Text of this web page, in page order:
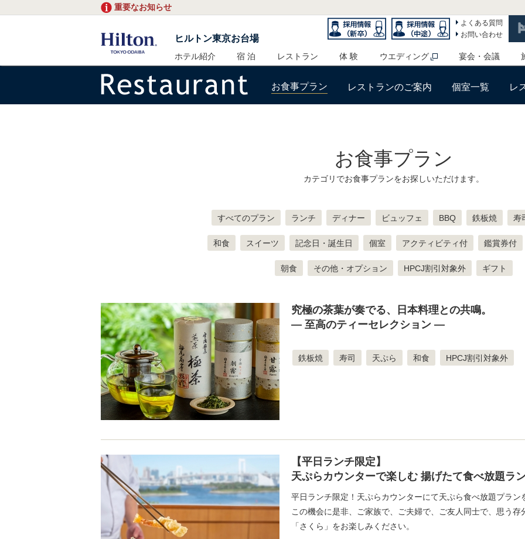
重要なお知らせ
ヒルトン東京お台場
よくある質問
お問い合わせ
ホテル紹介 宿 泊 レストラン 体 験 ウエディング 宴会・会議
お食事プラン レストランのご案内 個室一覧 レ
お食事プラン
カテゴリでお食事プランをお探しいただけます。
すべてのプラン ランチ ディナー ビュッフェ BBQ 鉄板焼 寿
和食 スイーツ 記念日・誕生日 個室 アクティビティ付 鑑賞券付
朝食 その他・オプション HPCJ割引対象外 ギフト
究極の茶葉が奏でる、日本料理との共鳴。
— 至高のティーセレクション —
鉄板焼 寿司 天ぷら 和食 HPCJ割引対象外
【平日ランチ限定】
天ぷらカウンターで楽しむ 揚げたて食べ放題ラ
平日ランチ限定！天ぷらカウンターにて天ぷら食べ放題プラン
この機会に是非、ご家族で、ご夫婦で、ご友人同士で、思う存
「さくら」をお楽しみください。